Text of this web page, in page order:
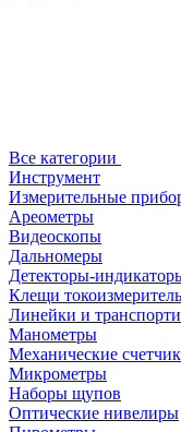
Все категории
Инструмент
Измерительные
Ареометры
Видеоскопы
Дальномеры
Детекторы-
Клещи
Линейки и
Манометры
Механические
Микрометры
Наборы щупов
Оптические нивелиры